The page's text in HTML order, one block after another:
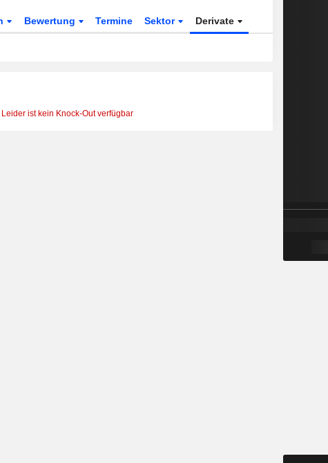
Bewertung Termine Sektor Derivate
Leider ist kein Knock-Out verfügbar